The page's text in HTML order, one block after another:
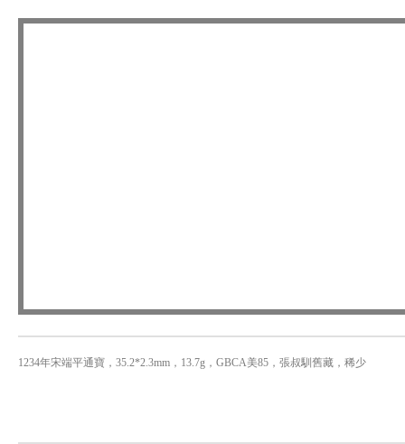
1234年宋端平通寶，35.2*2.3mm，13.7g，GBCA美85，張叔馴舊藏，稀少